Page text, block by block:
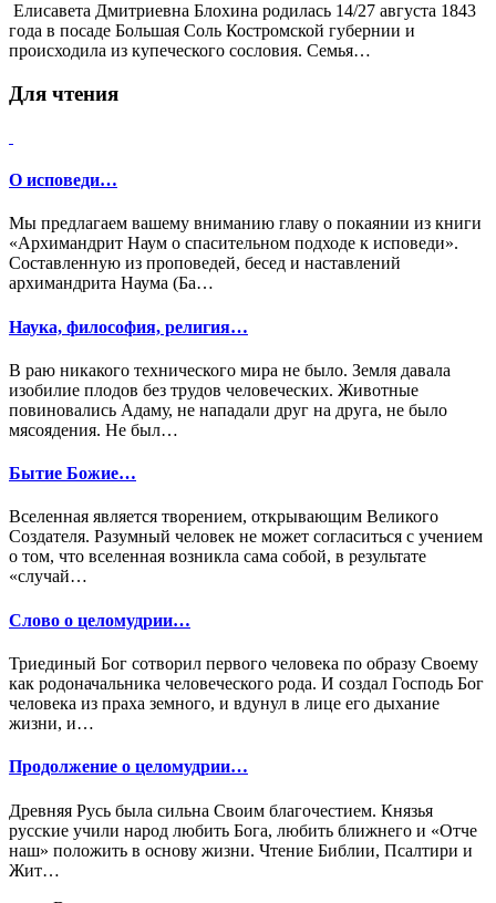
Елиcавета Дмитриевна Блохина родилась 14/27 августа 1843
года в посаде Большая Соль Костромской губернии и
происходила из купеческого сословия. Семья…
Для чтения
О исповеди…
Мы предлагаем вашему вниманию главу о покаянии из книги
«Архимандрит Наум о спасительном подходе к исповеди».
Составленную из проповедей, бесед и наставлений
архимандрита Наума (Ба…
Наука, философия, религия…
В раю никакого технического мира не было. Земля давала
изобилие плодов без трудов человеческих. Животные
повиновались Адаму, не нападали друг на друга, не было
мясоядения. Не был…
Бытие Божие…
Вселенная является творением, открывающим Великого
Создателя. Разумный человек не может согласиться с учением
о том, что вселенная возникла сама собой, в результате
«случай…
Слово о целомудрии…
Триединый Бог сотворил первого человека по образу Своему
как родоначальника человеческого рода. И создал Господь Бог
человека из праха земного, и вдунул в лице его дыхание
жизни, и…
Продолжение о целомудрии…
Древняя Русь была сильна Своим благочестием. Князья
русские учили народ любить Бога, любить ближнего и «Отче
наш» положить в основу жизни. Чтение Библии, Псалтири и
Жит…